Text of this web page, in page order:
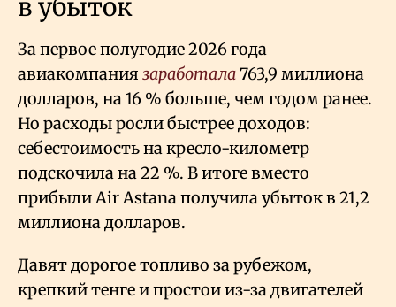
в убыток
За первое полугодие 2026 года
авиакомпания заработала763,9 миллиона
долларов, на 16 % больше, чем годом ранее.
Но расходы росли быстрее доходов:
себестоимость на кресло-километр
подскочила на 22 %. В итоге вместо
прибыли Air Astana получила убыток в 21,2
миллиона долларов.
Давят дорогое топливо за рубежом,
крепкий тенге и простои из-за двигателей